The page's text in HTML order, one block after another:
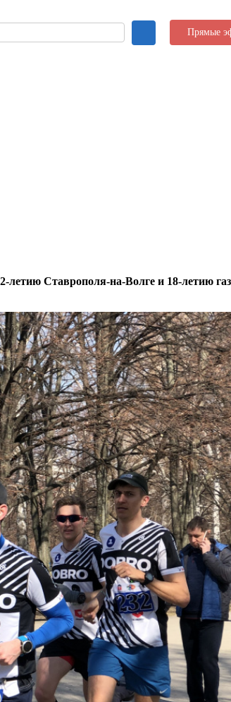
Прямые
летию Ставрополя-на-Волге и 18-летию